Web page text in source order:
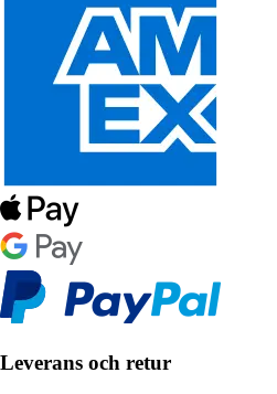
Leverans och retur